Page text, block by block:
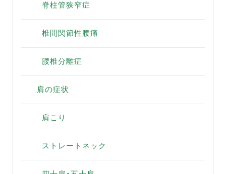
脊柱管狭窄症
椎間関節性腰痛
腰椎分離症
肩の症状
肩こり
ストレートネック